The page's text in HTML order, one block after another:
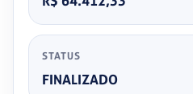
STATUS
FINALIZADO